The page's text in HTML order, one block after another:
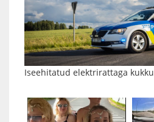
Iseehitatud elektrirattaga